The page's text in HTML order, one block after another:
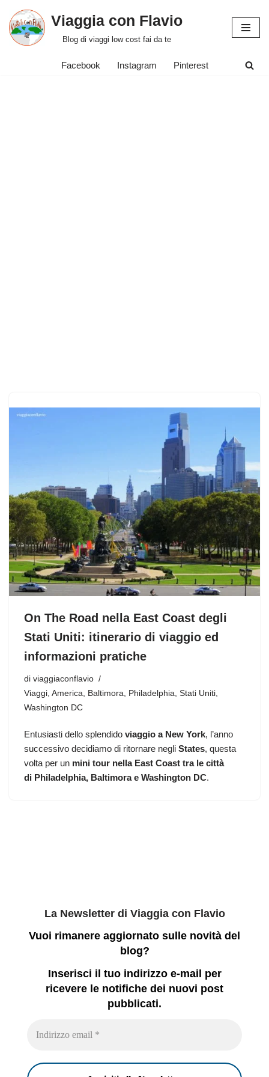
Vai
Viaggia con Flavio
Blog di viaggi low cost fai da te
Facebook Instagram Pinterest
On The Road nella East Coast degli
Stati Uniti: itinerario di viaggio ed
informazioni pratiche
di viaggiaconflavio
Viaggi, America, Baltimora, Philadelphia, Stati Uniti,
Washington DC
Entusiasti dello splendido viaggio a New York, l’anno
successivo decidiamo di ritornare negli States, questa
volta per un mini tour nella East Coast tra le città
di Philadelphia, Baltimora e Washington DC.
La Newsletter di Viaggia con Flavio
Vuoi rimanere aggiornato sulle novità del
blog?
Inserisci il tuo indirizzo e-mail per
ricevere le notifiche dei nuovi post
pubblicati.